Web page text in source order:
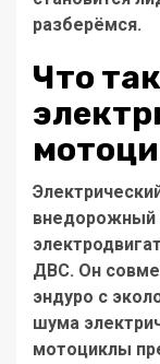
разберёмся.
Что
внедорожный
ДВС. Он
эндуро с
шума
мотоциклы